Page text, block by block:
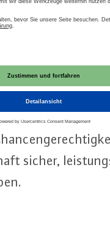
ist eine zentrale
Eine
sicher,